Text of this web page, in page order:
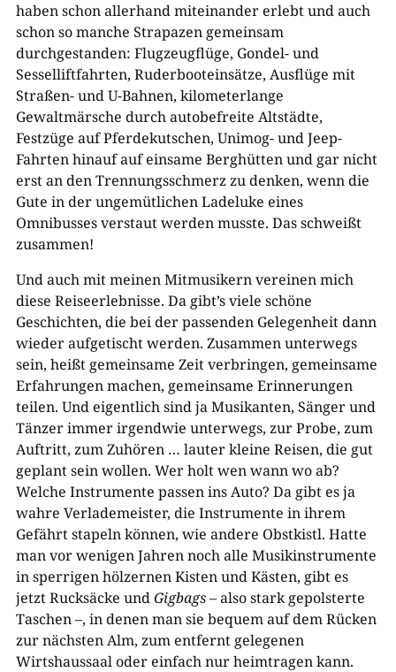
haben schon allerhand miteinander erlebt und auch
schon so manche Strapazen gemeinsam
durchgestanden: Flugzeugflüge, Gondel- und
Sesselliftfahrten, Ruderbooteinsätze, Ausflüge mit
Straßen- und U-​Bahnen, kilometerlange
Gewaltmärsche durch autobefreite Altstädte,
Festzüge auf Pferdekutschen, Unimog- und Jeep-​
Fahrten hinauf auf einsame Berghütten und gar nicht
erst an den Trennungsschmerz zu denken, wenn die
Gute in der ungemütlichen Ladeluke eines
Omnibusses verstaut werden musste. Das schweißt
zusammen!
Und auch mit meinen Mitmusikern vereinen mich
diese Reiseerlebnisse. Da gibt’s viele schöne
Geschichten, die bei der passenden Gelegenheit dann
wieder aufgetischt werden. Zusammen unterwegs
sein, heißt gemeinsame Zeit verbringen, gemeinsame
Erfahrungen machen, gemeinsame Erinnerungen
teilen. Und eigentlich sind ja Musikanten, Sänger und
Tänzer immer irgendwie unterwegs, zur Probe, zum
Auftritt, zum Zuhören … lauter kleine Reisen, die gut
geplant sein wollen. Wer holt wen wann wo ab?
Welche Instrumente passen ins Auto? Da gibt es ja
wahre Verlademeister, die Instrumente in ihrem
Gefährt stapeln können, wie andere Obstkistl. Hatte
man vor wenigen Jahren noch alle Musikinstrumente
in sperrigen hölzernen Kisten und Kästen, gibt es
jetzt Rucksäcke undGigbags– also stark gepolsterte
Taschen –, in denen man sie bequem auf dem Rücken
zur nächsten Alm, zum entfernt gelegenen
Wirtshaussaal oder einfach nur heimtragen kann.